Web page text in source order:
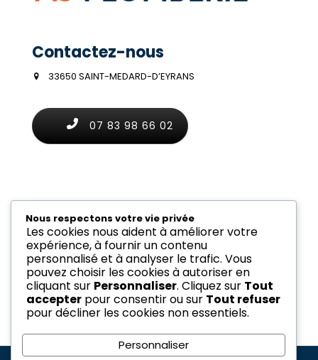
Contactez-nous
33650 SAINT-MEDARD-D’EYRANS
07 83 98 66 02
Horaires
Du lundi au samedi de 8h à 21h.
CONTACTEZ AS PLOMBERIE
Nous respectons votre vie privée
Les cookies nous aident à améliorer votre
expérience, à fournir un contenu
personnalisé et à analyser le trafic. Vous
pouvez choisir les cookies à autoriser en
cliquant sur Personnaliser. Cliquez sur Tout
accepter pour consentir ou sur Tout refuser
pour décliner les cookies non essentiels.
Personnaliser